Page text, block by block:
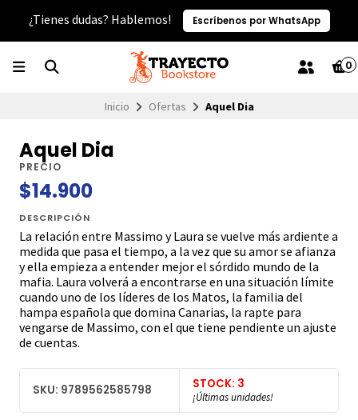
¿Tienes dudas? Hablemos! Escríbenos por WhatsApp
0
Inicio Ofertas Aquel Dia
Aquel Dia
PRECIO
$14.900
DESCRIPCIÓN
La relación entre Massimo y Laura se vuelve más ardiente a
medida que pasa el tiempo, a la vez que su amor se afianza
y ella empieza a entender mejor el sórdido mundo de la
mafia. Laura volverá a encontrarse en una situación límite
cuando uno de los líderes de los Matos, la familia del
hampa española que domina Canarias, la rapte para
vengarse de Massimo, con el que tiene pendiente un ajuste
de cuentas.
SKU: 9789562585798 STOCK: 3
¡Últimas unidades!